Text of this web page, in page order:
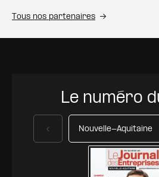
Tous nos partenaires
Le numéro
Précédent